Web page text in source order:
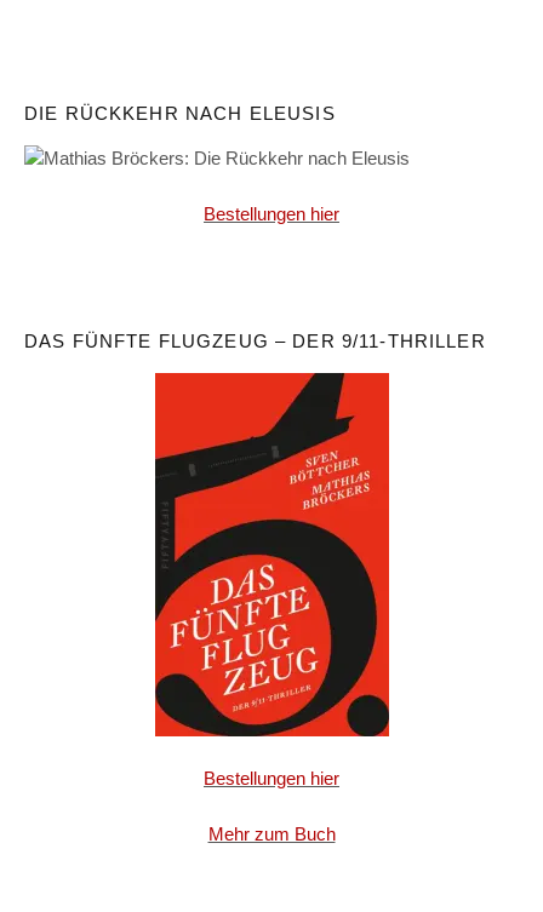
DIE RÜCKKEHR NACH ELEUSIS
Bestellungen hier
DAS FÜNFTE FLUGZEUG – DER 9/11-THRILLER
Bestellungen hier
Mehr zum Buch